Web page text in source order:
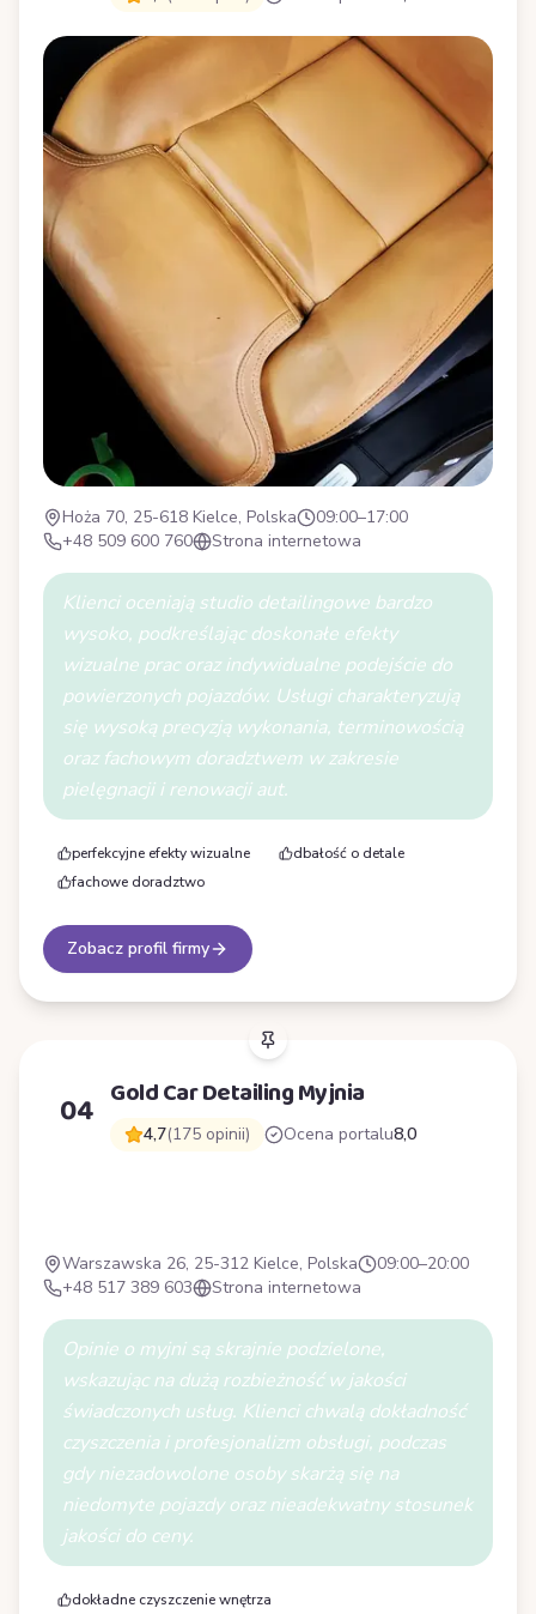
Hoża 70, 25-618 Kielce, Polska
09:00–17:00
+48 509 600 760
Strona internetowa
Klienci oceniają studio detailingowe bardzo
wysoko, podkreślając doskonałe efekty
wizualne prac oraz indywidualne podejście do
powierzonych pojazdów. Usługi charakteryzują
się wysoką precyzją wykonania, terminowością
oraz fachowym doradztwem w zakresie
pielęgnacji i renowacji aut.
perfekcyjne efekty wizualne
dbałość o detale
fachowe doradztwo
Zobacz profil firmy
04 Gold Car Detailing Myjnia
4,7(175 opinii) Ocena portalu8,0
Warszawska 26, 25-312 Kielce, Polska
09:00–20:00
+48 517 389 603
Strona internetowa
Opinie o myjni są skrajnie podzielone,
wskazując na dużą rozbieżność w jakości
świadczonych usług. Klienci chwalą dokładność
czyszczenia i profesjonalizm obsługi, podczas
gdy niezadowolone osoby skarżą się na
niedomyte pojazdy oraz nieadekwatny stosunek
jakości do ceny.
dokładne czyszczenie wnętrza